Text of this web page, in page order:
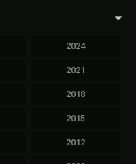
2024
2021
2018
2015
2012